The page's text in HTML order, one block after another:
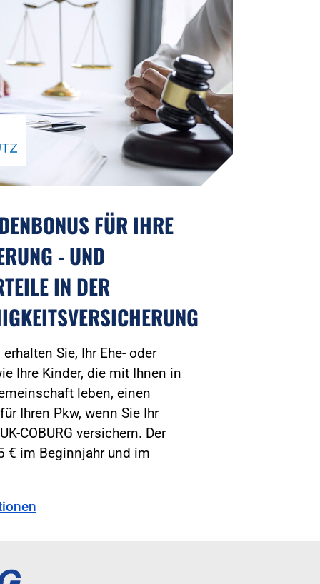
FÜR IHRE
- UND
IN DER
Sie, Ihr Ehe- oder
Ihre Kinder, die mit Ihnen in
leben, einen
Ihren Pkw, wenn Sie Ihr
COBURG versichern. Der
€ im Beginnjahr und im